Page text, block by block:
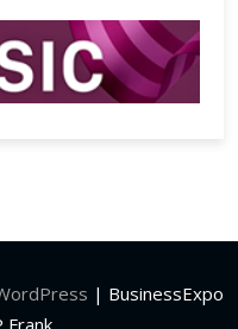
| BusinessExpo
Frank